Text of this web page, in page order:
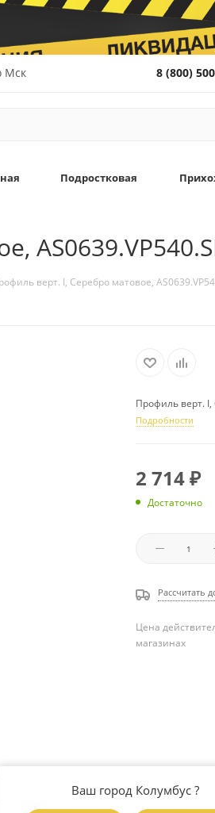
Ваш город Колумбус ?
Мск 8 (800)
Подростковая
верт. I, Серебро матовое,
Профиль верт.
Подробности
2 714₽
Достаточно
Рассчитать
Цена
магазинах